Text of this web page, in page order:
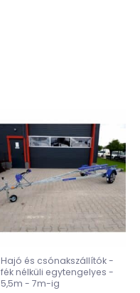
Hajó és csónakszállítók -
fék nélküli egytengelyes -
5,5m - 7m-ig